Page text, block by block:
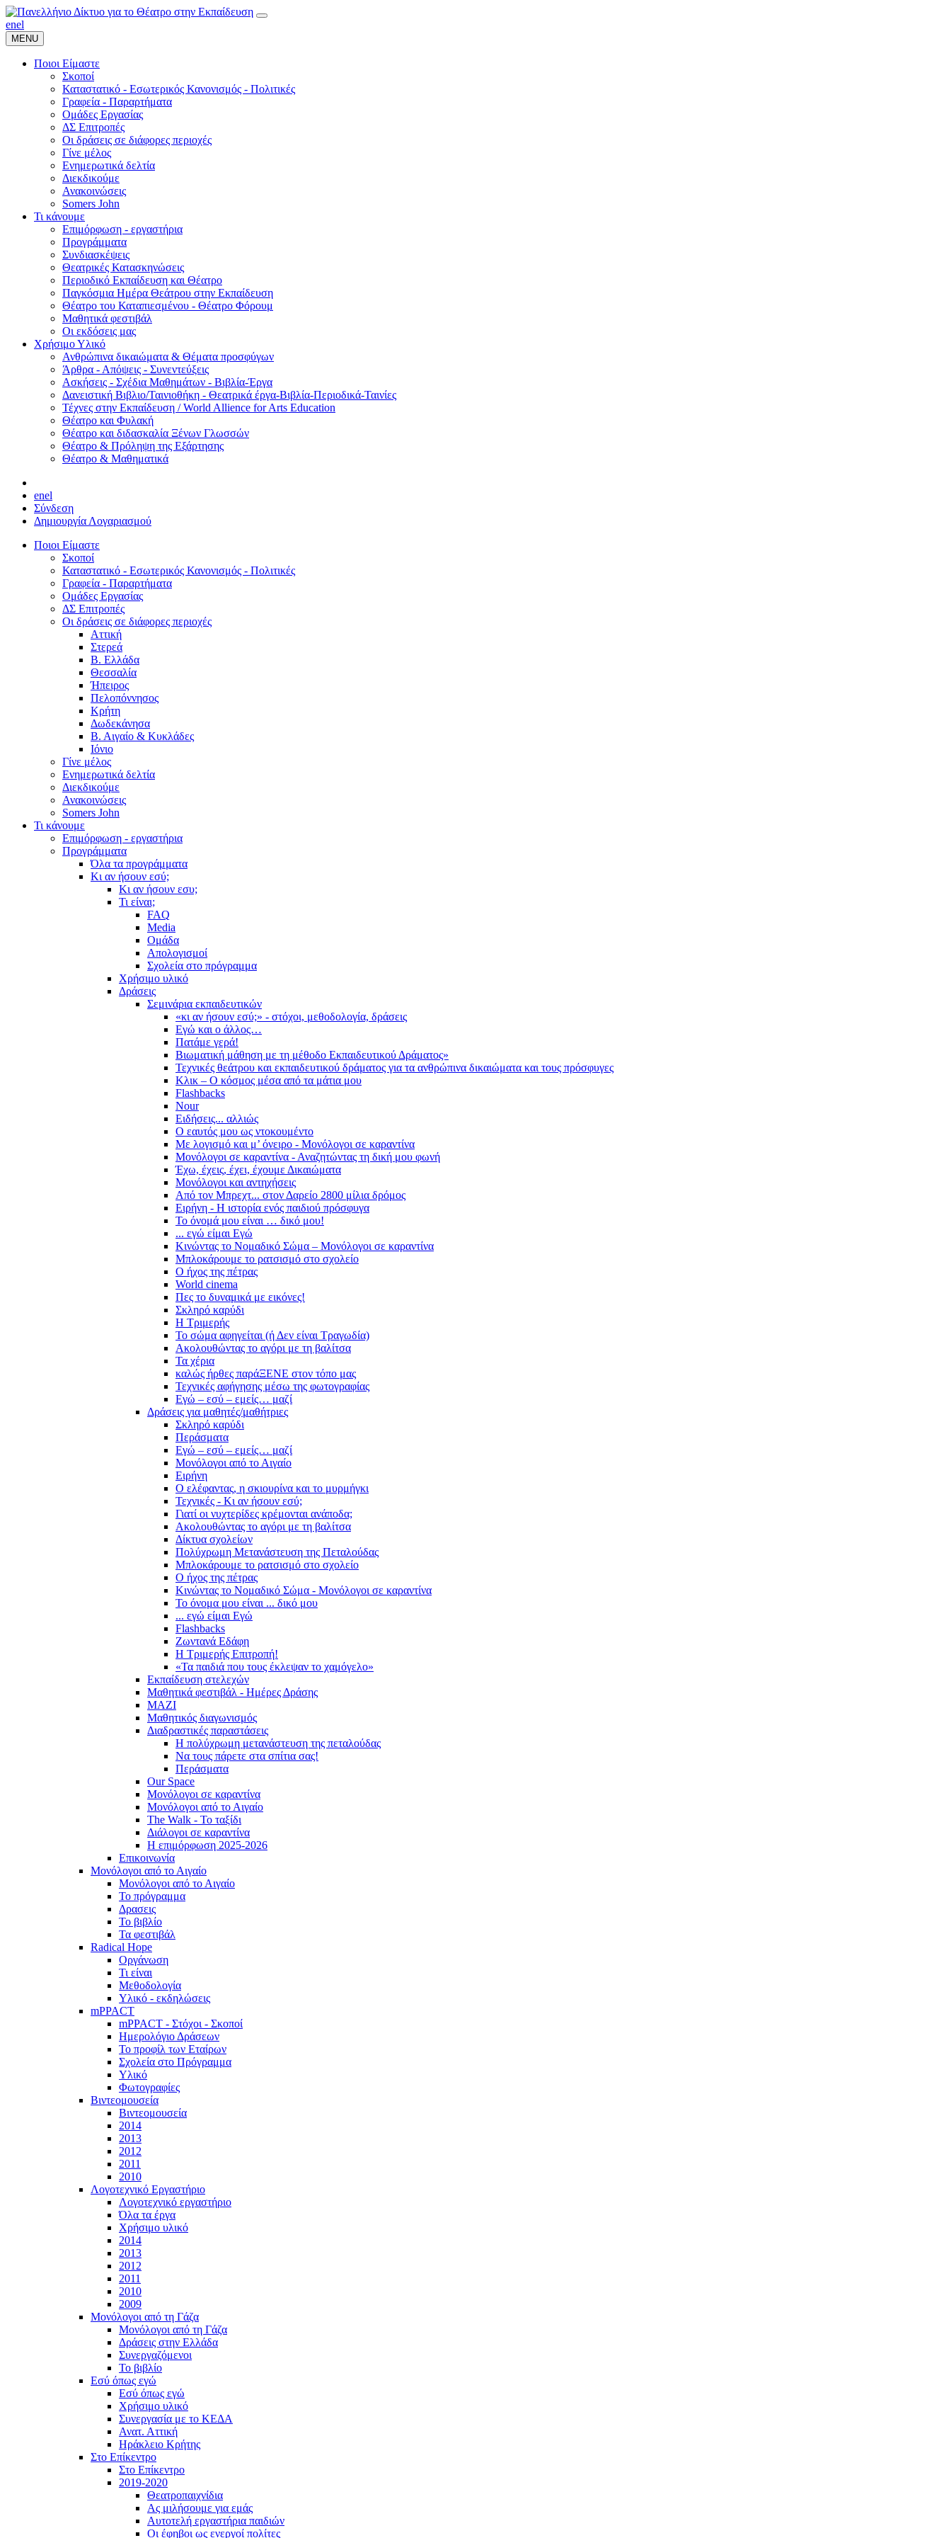
enel
MENU
Ποιοι Είμαστε
Σκοποί
Καταστατικό - Εσωτερικός Κανονισμός - Πολιτικές
Γραφεία - Παραρτήματα
Ομάδες Εργασίας
ΔΣ Επιτροπές
Οι δράσεις σε διάφορες περιοχές
Γίνε μέλος
Ενημερωτικά δελτία
Διεκδικούμε
Ανακοινώσεις
Somers John
Τι κάνουμε
Επιμόρφωση - εργαστήρια
Προγράμματα
Συνδιασκέψεις
Θεατρικές Κατασκηνώσεις
Περιοδικό Εκπαίδευση και Θέατρο
Παγκόσμια Ημέρα Θεάτρου στην Εκπαίδευση
Θέατρο του Καταπιεσμένου - Θέατρο Φόρουμ
Μαθητικά φεστιβάλ
Οι εκδόσεις μας
Χρήσιμο Υλικό
Ανθρώπινα δικαιώματα & Θέματα προσφύγων
Άρθρα - Απόψεις - Συνεντεύξεις
Ασκήσεις - Σχέδια Μαθημάτων - Βιβλία-Έργα
Δανειστική Βιβλιο/Ταινιοθήκη - Θεατρικά έργα-Βιβλία-Περιοδικά-Ταινίες
Τέχνες στην Εκπαίδευση / World Allience for Arts Education
Θέατρο και Φυλακή
Θέατρο και διδασκαλία Ξένων Γλωσσών
Θέατρο & Πρόληψη της Εξάρτησης
Θέατρο & Μαθηματικά
enel
Σύνδεση
Δημιουργία Λογαριασμού
Ποιοι Είμαστε
Σκοποί
Καταστατικό - Εσωτερικός Κανονισμός - Πολιτικές
Γραφεία - Παραρτήματα
Ομάδες Εργασίας
ΔΣ Επιτροπές
Οι δράσεις σε διάφορες περιοχές
Αττική
Στερεά
Β. Ελλάδα
Θεσσαλία
Ήπειρος
Πελοπόννησος
Κρήτη
Δωδεκάνησα
Β. Αιγαίο & Κυκλάδες
Ιόνιο
Γίνε μέλος
Ενημερωτικά δελτία
Διεκδικούμε
Ανακοινώσεις
Somers John
Τι κάνουμε
Επιμόρφωση - εργαστήρια
Προγράμματα
Όλα τα προγράμματα
Κι αν ήσουν εσύ;
Κι αν ήσουν εσυ;
Τι είναι;
FAQ
Media
Ομάδα
Απολογισμοί
Σχολεία στο πρόγραμμα
Χρήσιμο υλικό
Δράσεις
Σεμινάρια εκπαιδευτικών
«κι αν ήσουν εσύ;» - στόχοι, μεθοδολογία, δράσεις
Εγώ και ο άλλος…
Πατάμε γερά!
Βιωματική μάθηση με τη μέθοδο Εκπαιδευτικού Δράματος»
Τεχνικές θεάτρου και εκπαιδευτικού δράματος για τα ανθρώπινα δικαιώματα και τους πρόσφυγες
Κλικ – Ο κόσμος μέσα από τα μάτια μου
Flashbacks
Nour
Ειδήσεις... αλλιώς
Ο εαυτός μου ως ντοκουμέντο
Με λογισμό και μ’ όνειρο - Μονόλογοι σε καραντίνα
Μονόλογοι σε καραντίνα - Αναζητώντας τη δική μου φωνή
Έχω, έχεις, έχει, έχουμε Δικαιώματα
Μονόλογοι και αντηχήσεις
Από τον Μπρεχτ... στον Δαρείο 2800 μίλια δρόμος
Ειρήνη - Η ιστορία ενός παιδιού πρόσφυγα
Το όνομά μου είναι … δικό μου!
... εγώ είμαι Εγώ
Κινώντας το Νομαδικό Σώμα – Μονόλογοι σε καραντίνα
Μπλοκάρουμε το ρατσισμό στο σχολείο
Ο ήχος της πέτρας
World cinema
Πες το δυναμικά με εικόνες!
Σκληρό καρύδι
Η Τριμερής
Το σώμα αφηγείται (ή Δεν είναι Τραγωδία)
Ακολουθώντας το αγόρι με τη βαλίτσα
Τα χέρια
καλώς ήρθες παράΞΕΝΕ στον τόπο μας
Τεχνικές αφήγησης μέσω της φωτογραφίας
Εγώ – εσύ – εμείς… μαζί
Δράσεις για μαθητές/μαθήτριες
Σκληρό καρύδι
Περάσματα
Εγώ – εσύ – εμείς… μαζί
Μονόλογοι από το Αιγαίο
Ειρήνη
Ο ελέφαντας, η σκιουρίνα και το μυρμήγκι
Τεχνικές - Κι αν ήσουν εσύ;
Γιατί οι νυχτερίδες κρέμονται ανάποδα;
Ακολουθώντας το αγόρι με τη βαλίτσα
Δίκτυα σχολείων
Πολύχρωμη Μετανάστευση της Πεταλούδας
Μπλοκάρουμε το ρατσισμό στο σχολείο
Ο ήχος της πέτρας
Κινώντας το Νομαδικό Σώμα - Μονόλογοι σε καραντίνα
Το όνομα μου είναι ... δικό μου
... εγώ είμαι Εγώ
Flashbacks
Ζωντανά Εδάφη
Η Τριμερής Επιτροπή!
«Τα παιδιά που τους έκλεψαν το χαμόγελο»
Εκπαίδευση στελεχών
Μαθητικά φεστιβάλ - Ημέρες Δράσης
ΜΑΖΙ
Μαθητικός διαγωνισμός
Διαδραστικές παραστάσεις
Η πολύχρωμη μετανάστευση της πεταλούδας
Να τους πάρετε στα σπίτια σας!
Περάσματα
Our Space
Μονόλογοι σε καραντίνα
Μονόλογοι από το Αιγαίο
The Walk - Το ταξίδι
Διάλογοι σε καραντίνα
Η επιμόρφωση 2025-2026
Επικοινωνία
Μονόλογοι από το Αιγαίο
Μονόλογοι από το Αιγαίο
Το πρόγραμμα
Δρασεις
Το βιβλίο
Τα φεστιβάλ
Radical Hope
Οργάνωση
Τι είναι
Μεθοδολογία
Υλικό - εκδηλώσεις
mPPACT
mPPACT - Στόχοι - Σκοποί
Ημερολόγιο Δράσεων
Το προφίλ των Εταίρων
Σχολεία στο Πρόγραμμα
Υλικό
Φωτογραφίες
Βιντεομουσεία
Βιντεομουσεία
2014
2013
2012
2011
2010
Λογοτεχνικό Εργαστήριο
Λογοτεχνικό εργαστήριο
Όλα τα έργα
Χρήσιμο υλικό
2014
2013
2012
2011
2010
2009
Μονόλογοι από τη Γάζα
Μονόλογοι από τη Γάζα
Δράσεις στην Ελλάδα
Συνεργαζόμενοι
To βιβλίο
Εσύ όπως εγώ
Εσύ όπως εγώ
Χρήσιμο υλικό
Συνεργασία με το ΚΕΔΑ
Ανατ. Αττική
Ηράκλειο Κρήτης
Στο Επίκεντρο
Στο Επίκεντρο
2019-2020
Θεατροπαιχνίδια
Ας μιλήσουμε για εμάς
Αυτοτελή εργαστήρια παιδιών
Οι έφηβοι ως ενεργοί πολίτες